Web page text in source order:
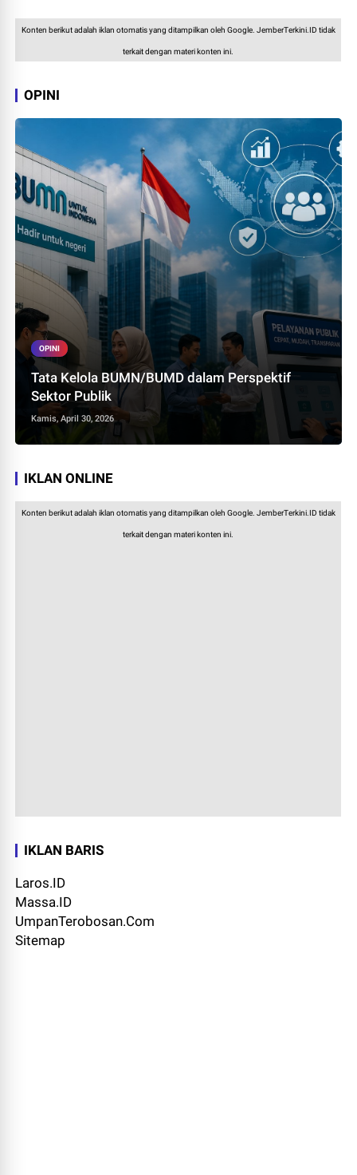
Konten berikut adalah iklan otomatis yang ditampilkan oleh Google. JemberTerkini.ID tidak
terkait dengan materi konten ini.
OPINI
OPINI
Tata Kelola BUMN/BUMD dalam Perspektif
Sektor Publik
Kamis, April 30, 2026
IKLAN ONLINE
Konten berikut adalah iklan otomatis yang ditampilkan oleh Google. JemberTerkini.ID tidak
terkait dengan materi konten ini.
IKLAN BARIS
Laros.ID
Massa.ID
UmpanTerobosan.Com
Sitemap